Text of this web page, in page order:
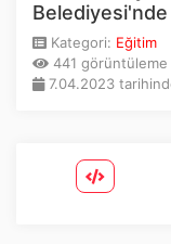
Canlı Yayın
Kategoriler
Kategori: Eğitim
441 görüntüleme
7.04.2023